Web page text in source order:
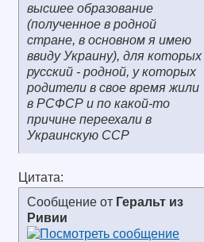
высшее образование
(полученное в родной
стране, в основном я имею
ввиду Украину), для которых
русский - родной, у которых
родители в свое время жили
в РСФСР и по какой-то
причине переехали в
Украинскую ССР
Цитата:
Сообщение от Геральт из
Ривии